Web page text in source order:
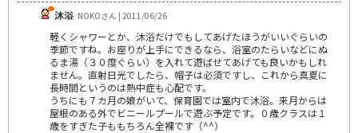
沐浴 NOKOさん | 2011/06/26
軽くシャワーとか、沐浴だけでもしてあげたほうがいいぐらいの
季節ですね。お座りが上手にできるなら、浴室のたらいなどにぬ
るま湯（３０度ぐらい）を入れて遊ばせてあげても良いかもしれ
ません。直射日光でしたら、帽子は必須ですし、これから真夏に
長時間というのは熱中症も心配です。
うちにも７カ月の娘がいて、保育園では室内で沐浴。来月からは
屋根のある外でビニールプールで遊ぶ予定です。０歳クラスは１
歳をすぎた子ももちろん全裸です（^^）